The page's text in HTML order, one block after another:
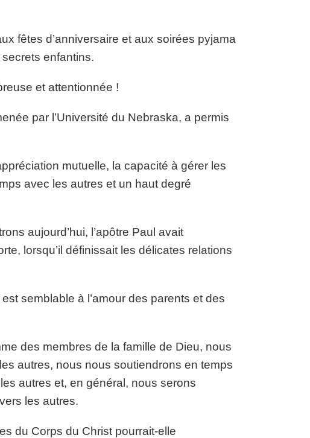
fêtes d’anniversaire et aux soirées pyjama
enfantins.
et attentionnée !
par l’Université du Nebraska, a permis
mutuelle, la capacité à gérer les
avec les autres et un haut degré
aujourd’hui, l’apôtre Paul avait
lorsqu’il définissait les délicates relations
semblable à l’amour des parents et des
des membres de la famille de Dieu, nous
autres, nous nous soutiendrons en temps
autres et, en général, nous serons
les autres.
du Corps du Christ pourrait-elle